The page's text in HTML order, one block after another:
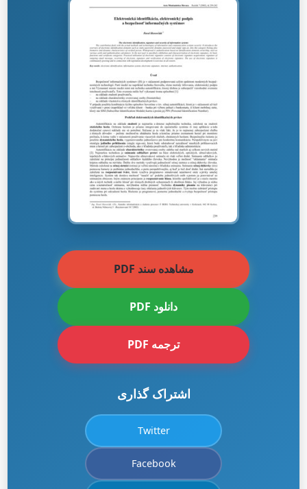
مشاهده سند PDF
دانلود PDF
ترجمه PDF
اشتراک گذاری
Twitter
Facebook